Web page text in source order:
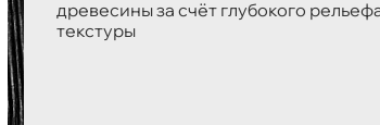
древесины за счёт глубокого
текстуры